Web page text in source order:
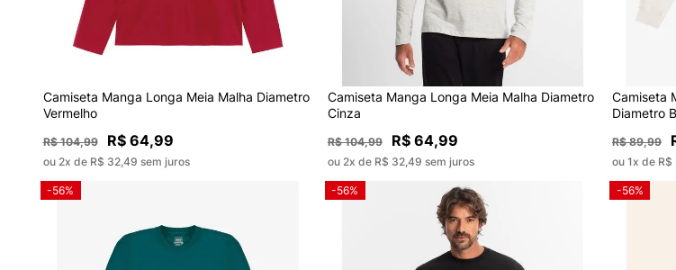
Camiseta Manga Longa Meia Malha Diametro
Vermelho
R$ 104,99 R$ 64,99
ou 2x de R$ 32,49 sem juros
Camiseta Manga Longa Meia Malha Diametro
Cinza
R$ 104,99 R$ 64,99
ou 2x de R$ 32,49 sem juros
Camiseta
Diametro
R$ 89,99
ou 1x de
-56% -56% -56%